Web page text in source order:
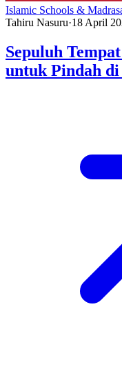
Islamic Schools &
Tahiru Nasuru·18 April
Sepuluh
untuk Pindah